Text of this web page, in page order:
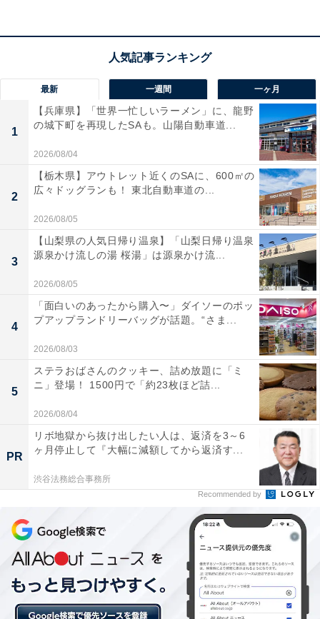
18コアCPUと40コアGPUを備えたM5 Maxチップを搭載
し、AI処理のために設計されたモンスターマシンです！
16.2インチの鮮明なLiquid Retina XDRディスプレイが美
しい映像を再現。48GBのメモリと2TBのSSDで、重い
動画編集や3D処理も快適になり、日々のワークフローを
劇的に進化させてくれます。
ユーザーからは「別次元の処理速度！」「作業が爆速に
なった」と絶賛の声が寄せられています。一方で、「プ
ロ仕様ゆえに本体が少し重い」という声も。最高峰の性
能を求める人や、妥協のない環境を構築したい人には、
おすすめの商品といえそうです。
【Amazonセール】Anker「急速充電器」が
【今日チェックしたい】Appleの人気商品5選
最新 一週間 一ヶ月
1
【兵庫県】「世界一忙しいラーメン」に、龍野
の城下町を再現したSAも。山陽自動車道...
2026/08/04
2
【栃木県】アウトレット近くのSAに、600㎡の
広々ドッグランも！ 東北自動車道の...
2026/08/05
3
【山梨県の人気日帰り温泉】「山梨日帰り温泉
源泉かけ流しの湯 桜湯」は源泉かけ流...
2026/08/05
4
「面白いのあったから購入〜」ダイソーのポッ
プアップランドリーバッグが話題。“さま...
2026/08/03
5
ステラおばさんのクッキー、詰め放題に「ミ
ニ」登場！ 1500円で「約23枚ほど詰...
2026/08/04
PR
リボ地獄から抜け出したい人は、返済を3～6
ヶ月停止して『大幅に減額してから返済す...
渋谷法務総合事務所
Recommended by